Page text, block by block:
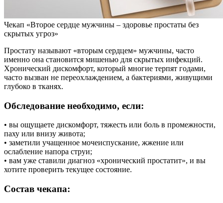
Чекап «Второе сердце мужчины – здоровье простаты без
скрытых угроз»
Простату называют «вторым сердцем» мужчины, часто
именно она становится мишенью для скрытых инфекций.
Хронический дискомфорт, который многие терпят годами,
часто вызван не переохлаждением, а бактериями, живущими
глубоко в тканях.
Обследование необходимо, если:
• вы ощущаете дискомфорт, тяжесть или боль в промежности,
паху или внизу живота;
• заметили учащенное мочеиспускание, жжение или
ослабление напора струи;
• вам уже ставили диагноз «хронический простатит», и вы
хотите проверить текущее состояние.
Состав чекапа: